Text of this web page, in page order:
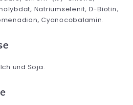
Natriumselenit, D-Biotin,
Cyanocobalamin.
und Soja.